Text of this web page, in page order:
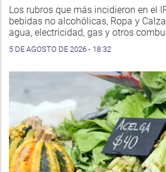
Los rubros que más incidieron en el
bebidas no alcohólicas, Ropa y
agua, electricidad, gas y otros
5 DE AGOSTO DE 2026 - 18:32